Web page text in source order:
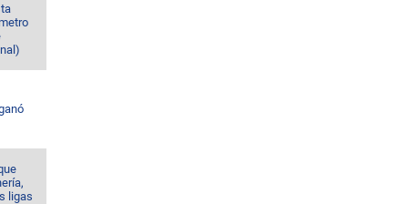
ligas